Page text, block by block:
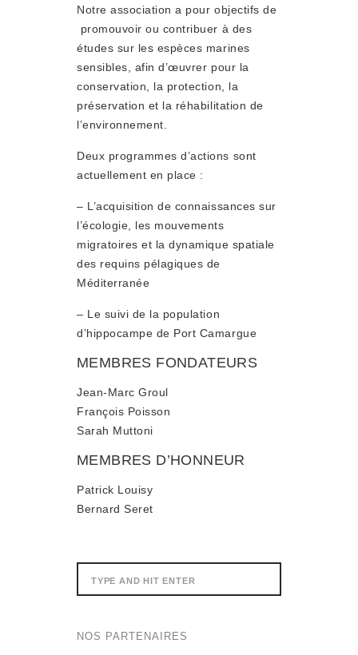
Notre association a pour objectifs de
promouvoir ou contribuer à des
études sur les espèces marines
sensibles, afin d’œuvrer pour la
conservation, la protection, la
préservation et la réhabilitation de
l’environnement.
Deux programmes d’actions sont
actuellement en place :
– L’acquisition de connaissances sur
l’écologie, les mouvements
migratoires et la dynamique spatiale
des requins pélagiques de
Méditerranée
– Le suivi de la population
d’hippocampe de Port Camargue
MEMBRES FONDATEURS
Jean-Marc Groul
François Poisson
Sarah Muttoni
MEMBRES D’HONNEUR
Patrick Louisy
Bernard Seret
NOS PARTENAIRES